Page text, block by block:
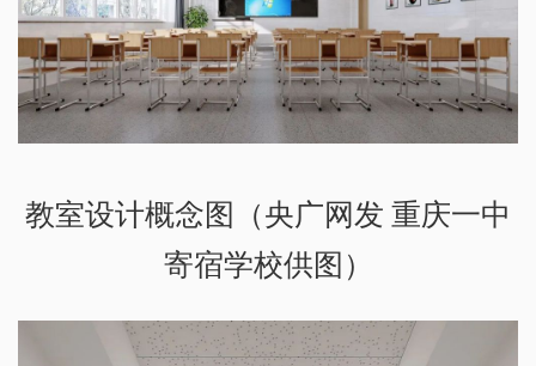
教室设计概念图（央广网发 重庆一中
寄宿学校供图）